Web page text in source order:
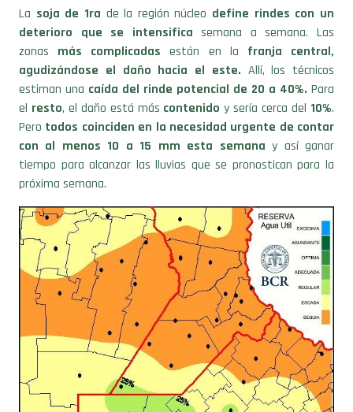
La soja de 1ra de la región núcleo define rindes con un
deterioro que se intensificasemana a semana. Las
zonas más complicadasestán en la franja central,
agudizándose el daño hacia el este. Allí, los técnicos
estiman una caída del rinde potencial de 20 a 40%. Para
el resto, el daño está más contenido y sería cerca del 10%.
Pero todos coinciden en la necesidad urgente de contar
con al menos 10 a 15 mm esta semanay así ganar
tiempo para alcanzar las lluvias que se pronostican para la
próxima semana.